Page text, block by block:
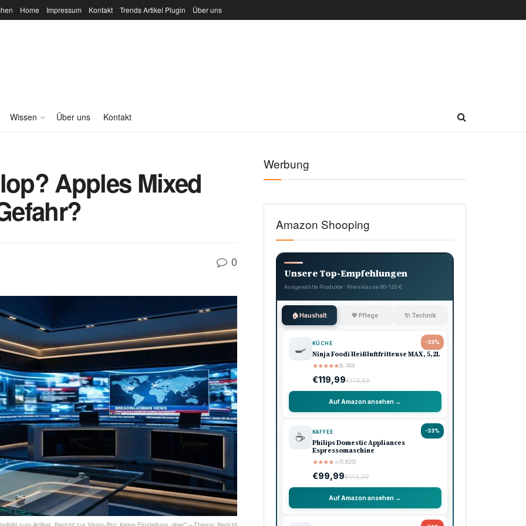
Home Impressum Kontakt Trends Artikel Plugin Über uns
Wissen Über uns Kontakt
Apples Mixed
0
Werbung
Amazon Shooping
Unsere Top-Empfehlungen
Ausgewählte Produkte · Preisklasse 90–120 €
🏠 Haushalt 💖 Pflege 🔌 Technik
-33%
🍳 KÜCHE
Ninja Foodi Heißluftfritteuse MAX, 5,2L
★★★★★(8.740)
€119,99€179,99
Auf Amazon ansehen →
-33%
☕ KAFFEE
Philips Domestic Appliances
Espressomaschine
★★★★★(5.620)
€99,99€149,99
Auf Amazon ansehen →